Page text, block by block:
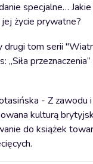
specjalne…
życie prywatne?
drugi tom serii
„Siła
- Z zawodu i
kulturą
do książek